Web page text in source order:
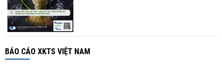
BÁO CÁO XKTS VIỆT NAM